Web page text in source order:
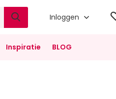
Inloggen
Inspiratie BLOG